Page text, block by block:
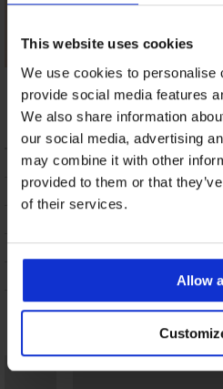
This website uses cookies
We use cookies to personalise
provide social media features
We also share information
our social media, advertising
may combine it with other
provided to them or that
of their services.
Allow
Sunny Mosaic
fürdőruhaalsó
11 470 Ft
Selmark
20 220
LEÍRÁS
SZÁLLÍTÁS ÉS FIZETÉS
KEZELÉS ÉS MOSÁS
Talán